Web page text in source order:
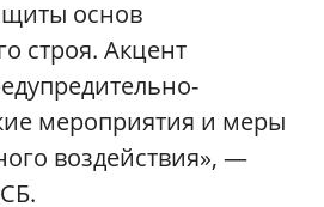
основ
строя. Акцент
мероприятия и меры
воздействия», —